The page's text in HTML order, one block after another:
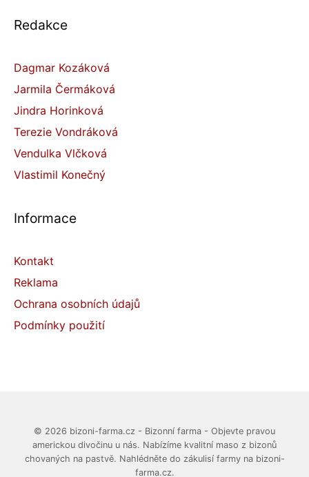
Redakce
Dagmar Kozáková
Jarmila Čermáková
Jindra Horinková
Terezie Vondráková
Vendulka Vlčková
Vlastimil Konečný
Informace
Kontakt
Reklama
Ochrana osobních údajů
Podmínky použití
© 2026 bizoni-farma.cz - Bizonní farma - Objevte pravou
americkou divočinu u nás. Nabízíme kvalitní maso z bizonů
chovaných na pastvě. Nahlédněte do zákulisí farmy na bizoni-
farma.cz.